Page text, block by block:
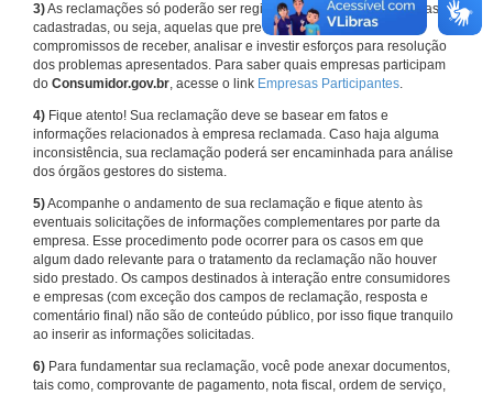
3)As reclamações só poderão ser registradas em face de empresas
cadastradas, ou seja, aquelas que previamente assumiram
compromissos de receber, analisar e investir esforços para resolução
dos problemas apresentados. Para saber quais empresas participam
do Consumidor.gov.br, acesse o link Empresas Participantes.
4) Fique atento! Sua reclamação deve se basear em fatos e
informações relacionados à empresa reclamada. Caso haja alguma
inconsistência, sua reclamação poderá ser encaminhada para análise
dos órgãos gestores do sistema.
5)Acompanhe o andamento de sua reclamação e fique atento às
eventuais solicitações de informações complementares por parte da
empresa. Esse procedimento pode ocorrer para os casos em que
algum dado relevante para o tratamento da reclamação não houver
sido prestado. Os campos destinados à interação entre consumidores
e empresas (com exceção dos campos de reclamação, resposta e
comentário final) não são de conteúdo público, por isso fique tranquilo
ao inserir as informações solicitadas.
6) Para fundamentar sua reclamação, você pode anexar documentos,
tais como, comprovante de pagamento, nota fiscal, ordem de serviço,